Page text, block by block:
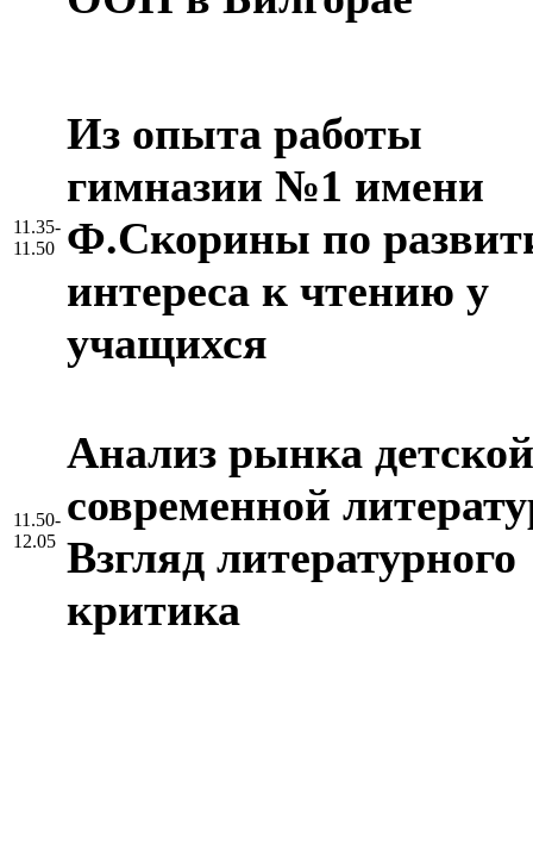
11.35-
11.50
Из опыта работы
гимназии №1 имени
Ф.Скорины по
интереса к чтению у
учащихся
11.50-
12.05
Анализ рынка детской
современной
Взгляд литературного
критика